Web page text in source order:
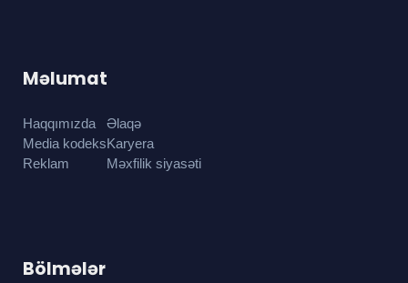
Məlumat
Haqqımızda
Media kodeks
Reklam
Əlaqə
Karyera
Məxfilik siyasəti
Bölmələr